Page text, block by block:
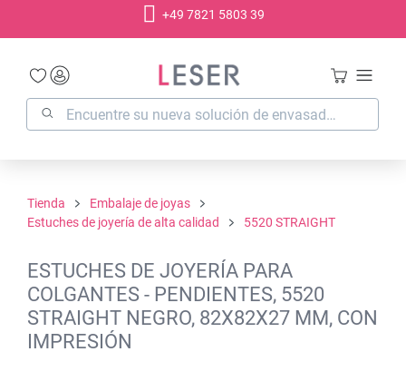
+49 7821 5803 39
Tienda
Embalaje de joyas
Estuches de joyería de alta calidad
5520 STRAIGHT
ESTUCHES DE JOYERÍA PARA
COLGANTES - PENDIENTES, 5520
STRAIGHT NEGRO, 82X82X27 MM, CON
IMPRESIÓN